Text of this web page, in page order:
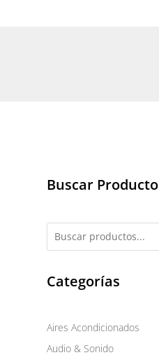
Buscar Producto
Categorías
Aires Acondicionados
Audio & Sonido